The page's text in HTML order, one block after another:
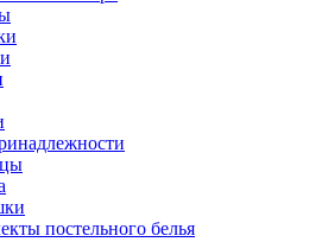
постельного белья